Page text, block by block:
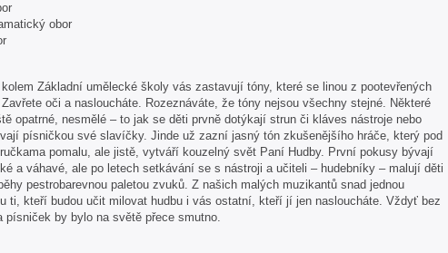
obor
Základní umělecké školy vás zastavují tóny, které se linou z pootevřených
oči a nasloucháte. Rozeznáváte, že tóny nejsou všechny stejné. Některé
opatrné, nesmělé – to jak se děti prvně dotýkají strun či kláves nástroje nebo
písničkou své slavíčky. Jinde už zazní jasný tón zkušenějšího hráče, který pod
pomalu, ale jistě, vytváří kouzelný svět Paní Hudby. První pokusy bývají
a váhavé, ale po letech setkávání se s nástroji a učiteli – hudebníky – malují děti
pestrobarevnou paletou zvuků. Z našich malých muzikantů snad jednou
ti, kteří budou učit milovat hudbu i vás ostatní, kteří jí jen nasloucháte. Vždyť bez
písniček by bylo na světě přece smutno.